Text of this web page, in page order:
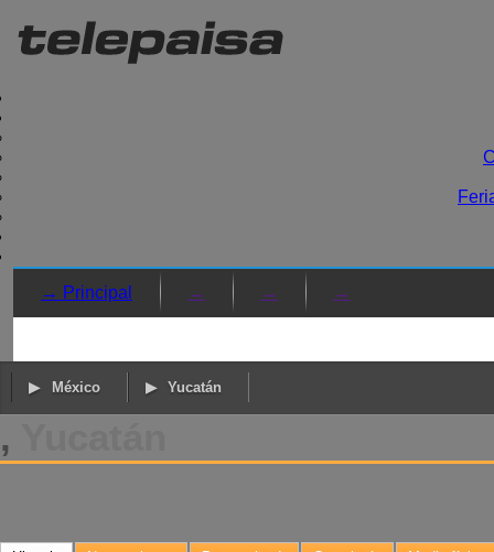
→ Principal → → →
México Yucatán
,